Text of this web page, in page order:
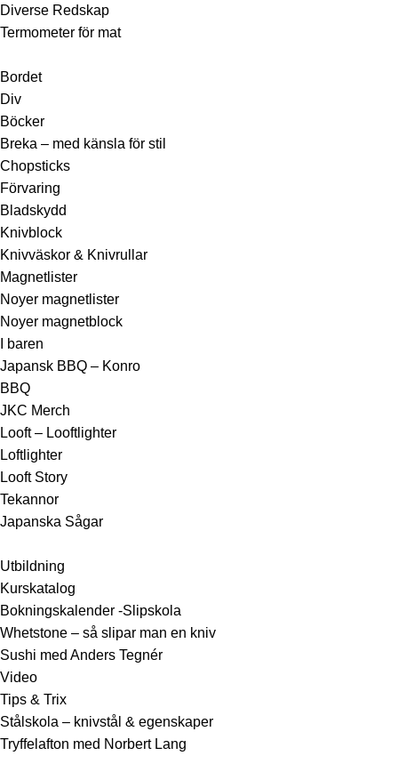
Diverse Redskap
Termometer för mat
Bordet
Div
Böcker
Breka – med känsla för stil
Chopsticks
Förvaring
Bladskydd
Knivblock
Knivväskor & Knivrullar
Magnetlister
Noyer magnetlister
Noyer magnetblock
I baren
Japansk BBQ – Konro
BBQ
JKC Merch
Looft – Looftlighter
Loftlighter
Looft Story
Tekannor
Japanska Sågar
Utbildning
Kurskatalog
Bokningskalender -Slipskola
Whetstone – så slipar man en kniv
Sushi med Anders Tegnér
Video
Tips & Trix
Stålskola – knivstål & egenskaper
Tryffelafton med Norbert Lang